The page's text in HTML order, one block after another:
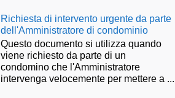
Richiesta di intervento urgente da parte
dell'Amministratore di condominio
Questo documento si utilizza quando
viene richiesto da parte di un
condomino che l'Amministratore
intervenga velocemente per mettere a ...